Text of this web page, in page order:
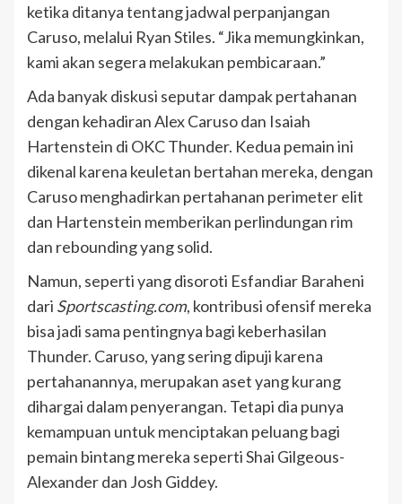
ketika ditanya tentang jadwal perpanjangan
Caruso, melalui Ryan Stiles. “Jika memungkinkan,
kami akan segera melakukan pembicaraan.”
Ada banyak diskusi seputar dampak pertahanan
dengan kehadiran Alex Caruso dan Isaiah
Hartenstein di OKC Thunder. Kedua pemain ini
dikenal karena keuletan bertahan mereka, dengan
Caruso menghadirkan pertahanan perimeter elit
dan Hartenstein memberikan perlindungan rim
dan rebounding yang solid.
Namun, seperti yang disoroti Esfandiar Baraheni
dari Sportscasting.com, kontribusi ofensif mereka
bisa jadi sama pentingnya bagi keberhasilan
Thunder. Caruso, yang sering dipuji karena
pertahanannya, merupakan aset yang kurang
dihargai dalam penyerangan. Tetapi dia punya
kemampuan untuk menciptakan peluang bagi
pemain bintang mereka seperti Shai Gilgeous-
Alexander dan Josh Giddey.